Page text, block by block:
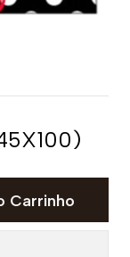
Carrinho